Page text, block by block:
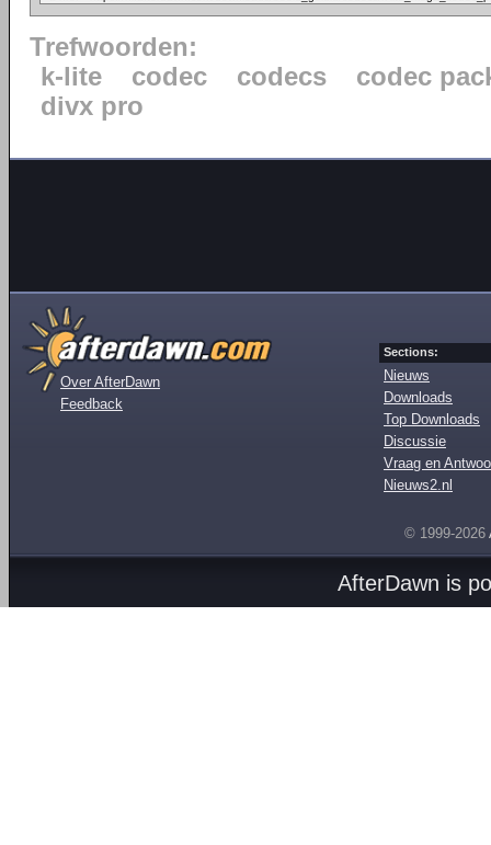
Trefwoorden:
k-lite
codec codecs
codec
divx pro
Over AfterDawn
Feedback
Sections:
Nieuws
Downloads
Top Downloads
Discussie
Vraag en
Nieuws2.nl
© 1999-2026
AfterDawn is